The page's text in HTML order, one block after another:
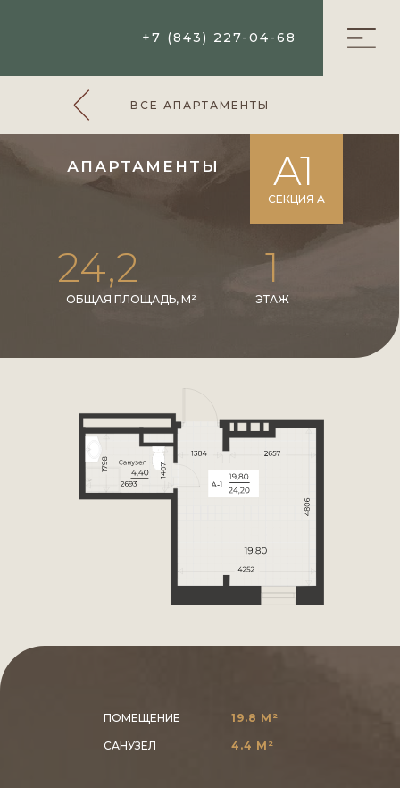
+7 (843) 227-04-68
ВСЕ АПАРТАМЕНТЫ
24,2
ПОМЕЩЕНИЕ
АПАРТАМЕНТЫ
ОБЩАЯ ПЛОЩАДЬ, М² ЭТАЖ
1
САНУЗЕЛ
19.8 М²
4.4 М²
A1
СЕКЦИЯ A